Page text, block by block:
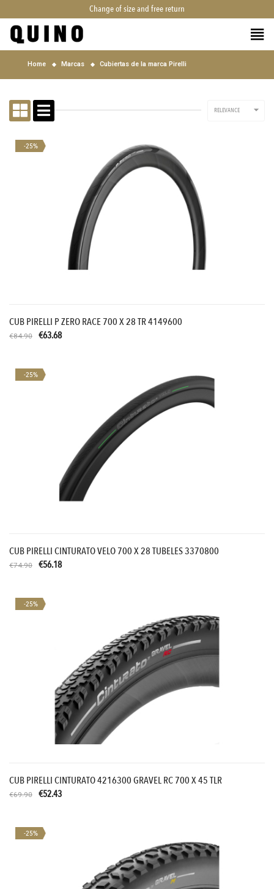
Change of size and free return
Home Marcas Cubiertas de la marca Pirelli
RELEVANCE 
-25%
CUB PIRELLI P ZERO RACE 700 X 28 TR 4149600
€84.90 €63.68
-25%
CUB PIRELLI CINTURATO VELO 700 X 28 TUBELES 3370800
€74.90 €56.18
-25%
CUB PIRELLI CINTURATO 4216300 GRAVEL RC 700 X 45 TLR
€69.90 €52.43
-25%